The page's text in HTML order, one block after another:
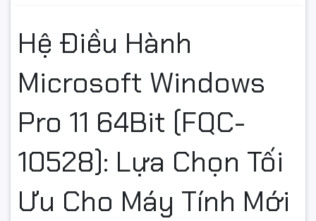
Hệ Điều Hành
Microsoft Windows
Pro 11 64Bit (FQC-
10528): Lựa Chọn Tối
Ưu Cho Máy Tính Mới